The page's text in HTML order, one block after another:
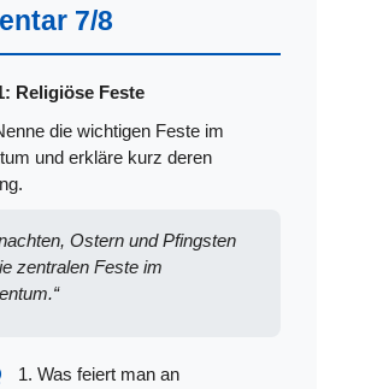
7/8
Religiöse Feste
die wichtigen Feste im
und erkläre kurz deren
Ostern und Pfingsten
zentralen Feste im
1. Was feiert man an